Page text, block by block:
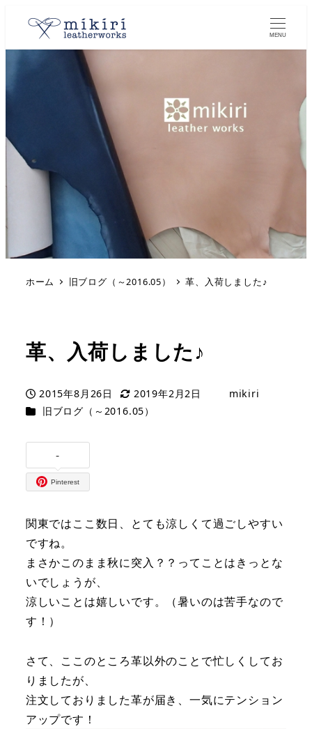
MENU
ホーム 旧ブログ（～2016.05） 革、入荷しました♪
革、入荷しました♪
投稿日
2015年8月26日
更新日
2019年2月2日
mikiri
カテゴリー
旧ブログ（～2016.05）
-
Pinterest
関東ではここ数日、とても涼しくて過ごしやすい
ですね。
まさかこのまま秋に突入？？ってことはきっとな
いでしょうが、
涼しいことは嬉しいです。（暑いのは苦手なので
す！）
さて、ここのところ革以外のことで忙しくしてお
りましたが、
注文しておりました革が届き、一気にテンション
アップです！